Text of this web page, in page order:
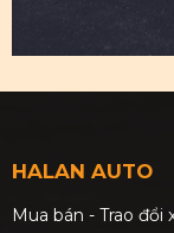
HALAN AUTO
Mua bán - Trao